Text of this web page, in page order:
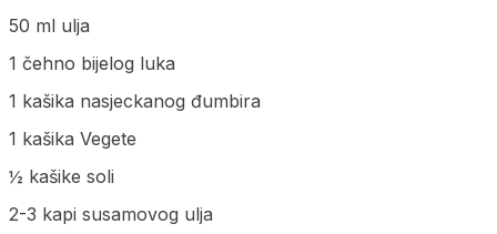
50 ml ulja
1 čehno bijelog luka
1 kašika nasjeckanog đumbira
1 kašika Vegete
½ kašike soli
2-3 kapi susamovog ulja